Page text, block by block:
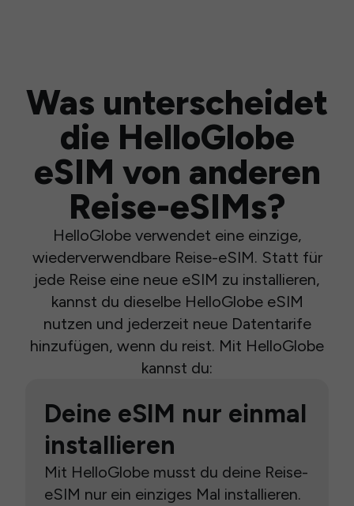
Was unterscheidet
die HelloGlobe
eSIM von anderen
Reise-eSIMs?
HelloGlobe verwendet eine einzige,
wiederverwendbare Reise-eSIM. Statt für
jede Reise eine neue eSIM zu installieren,
kannst du dieselbe HelloGlobe eSIM
nutzen und jederzeit neue Datentarife
hinzufügen, wenn du reist. Mit HelloGlobe
kannst du:
Deine eSIM nur einmal
installieren
Mit HelloGlobe musst du deine Reise-
eSIM nur ein einziges Mal installieren.